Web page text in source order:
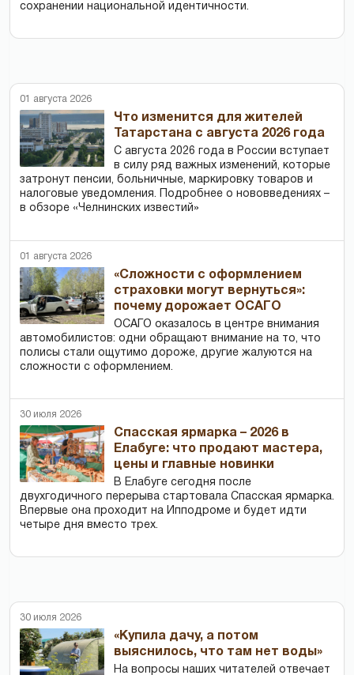
сохранении национальной идентичности.
01 августа 2026
Что изменится для жителей
Татарстана с августа 2026 года
С августа 2026 года в России вступает
в силу ряд важных изменений, которые
затронут пенсии, больничные, маркировку товаров и
налоговые уведомления. Подробнее о нововведениях –
в обзоре «Челнинских известий»
01 августа 2026
«Сложности с оформлением
страховки могут вернуться»:
почему дорожает ОСАГО
ОСАГО оказалось в центре внимания
автомобилистов: одни обращают внимание на то, что
полисы стали ощутимо дороже, другие жалуются на
сложности с оформлением.
30 июля 2026
Спасская ярмарка – 2026 в
Елабуге: что продают мастера,
цены и главные новинки
В Елабуге сегодня после
двухгодичного перерыва стартовала Спасская ярмарка.
Впервые она проходит на Ипподроме и будет идти
четыре дня вместо трех.
30 июля 2026
«Купила дачу, а потом
выяснилось, что там нет воды»
На вопросы наших читателей отвечает